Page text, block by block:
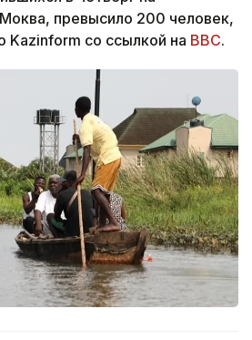
превысило 200 человек,
Kazinform со ссылкой на BBC.